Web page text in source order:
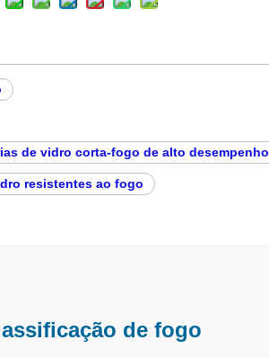
de vidro corta-fogo de alto desempenho
resistentes ao fogo
de fogo